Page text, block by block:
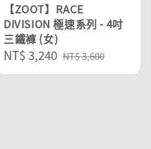
【ZOOT】RACE
DIVISION 極速系列 - 4吋
三鐵褲 (女)
Sale
price
NT$ 3,240 Regular
price
NT$ 3,600